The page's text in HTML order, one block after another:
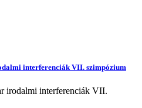
interferenciák VII. szimpózium
irodalmi interferenciák VII.